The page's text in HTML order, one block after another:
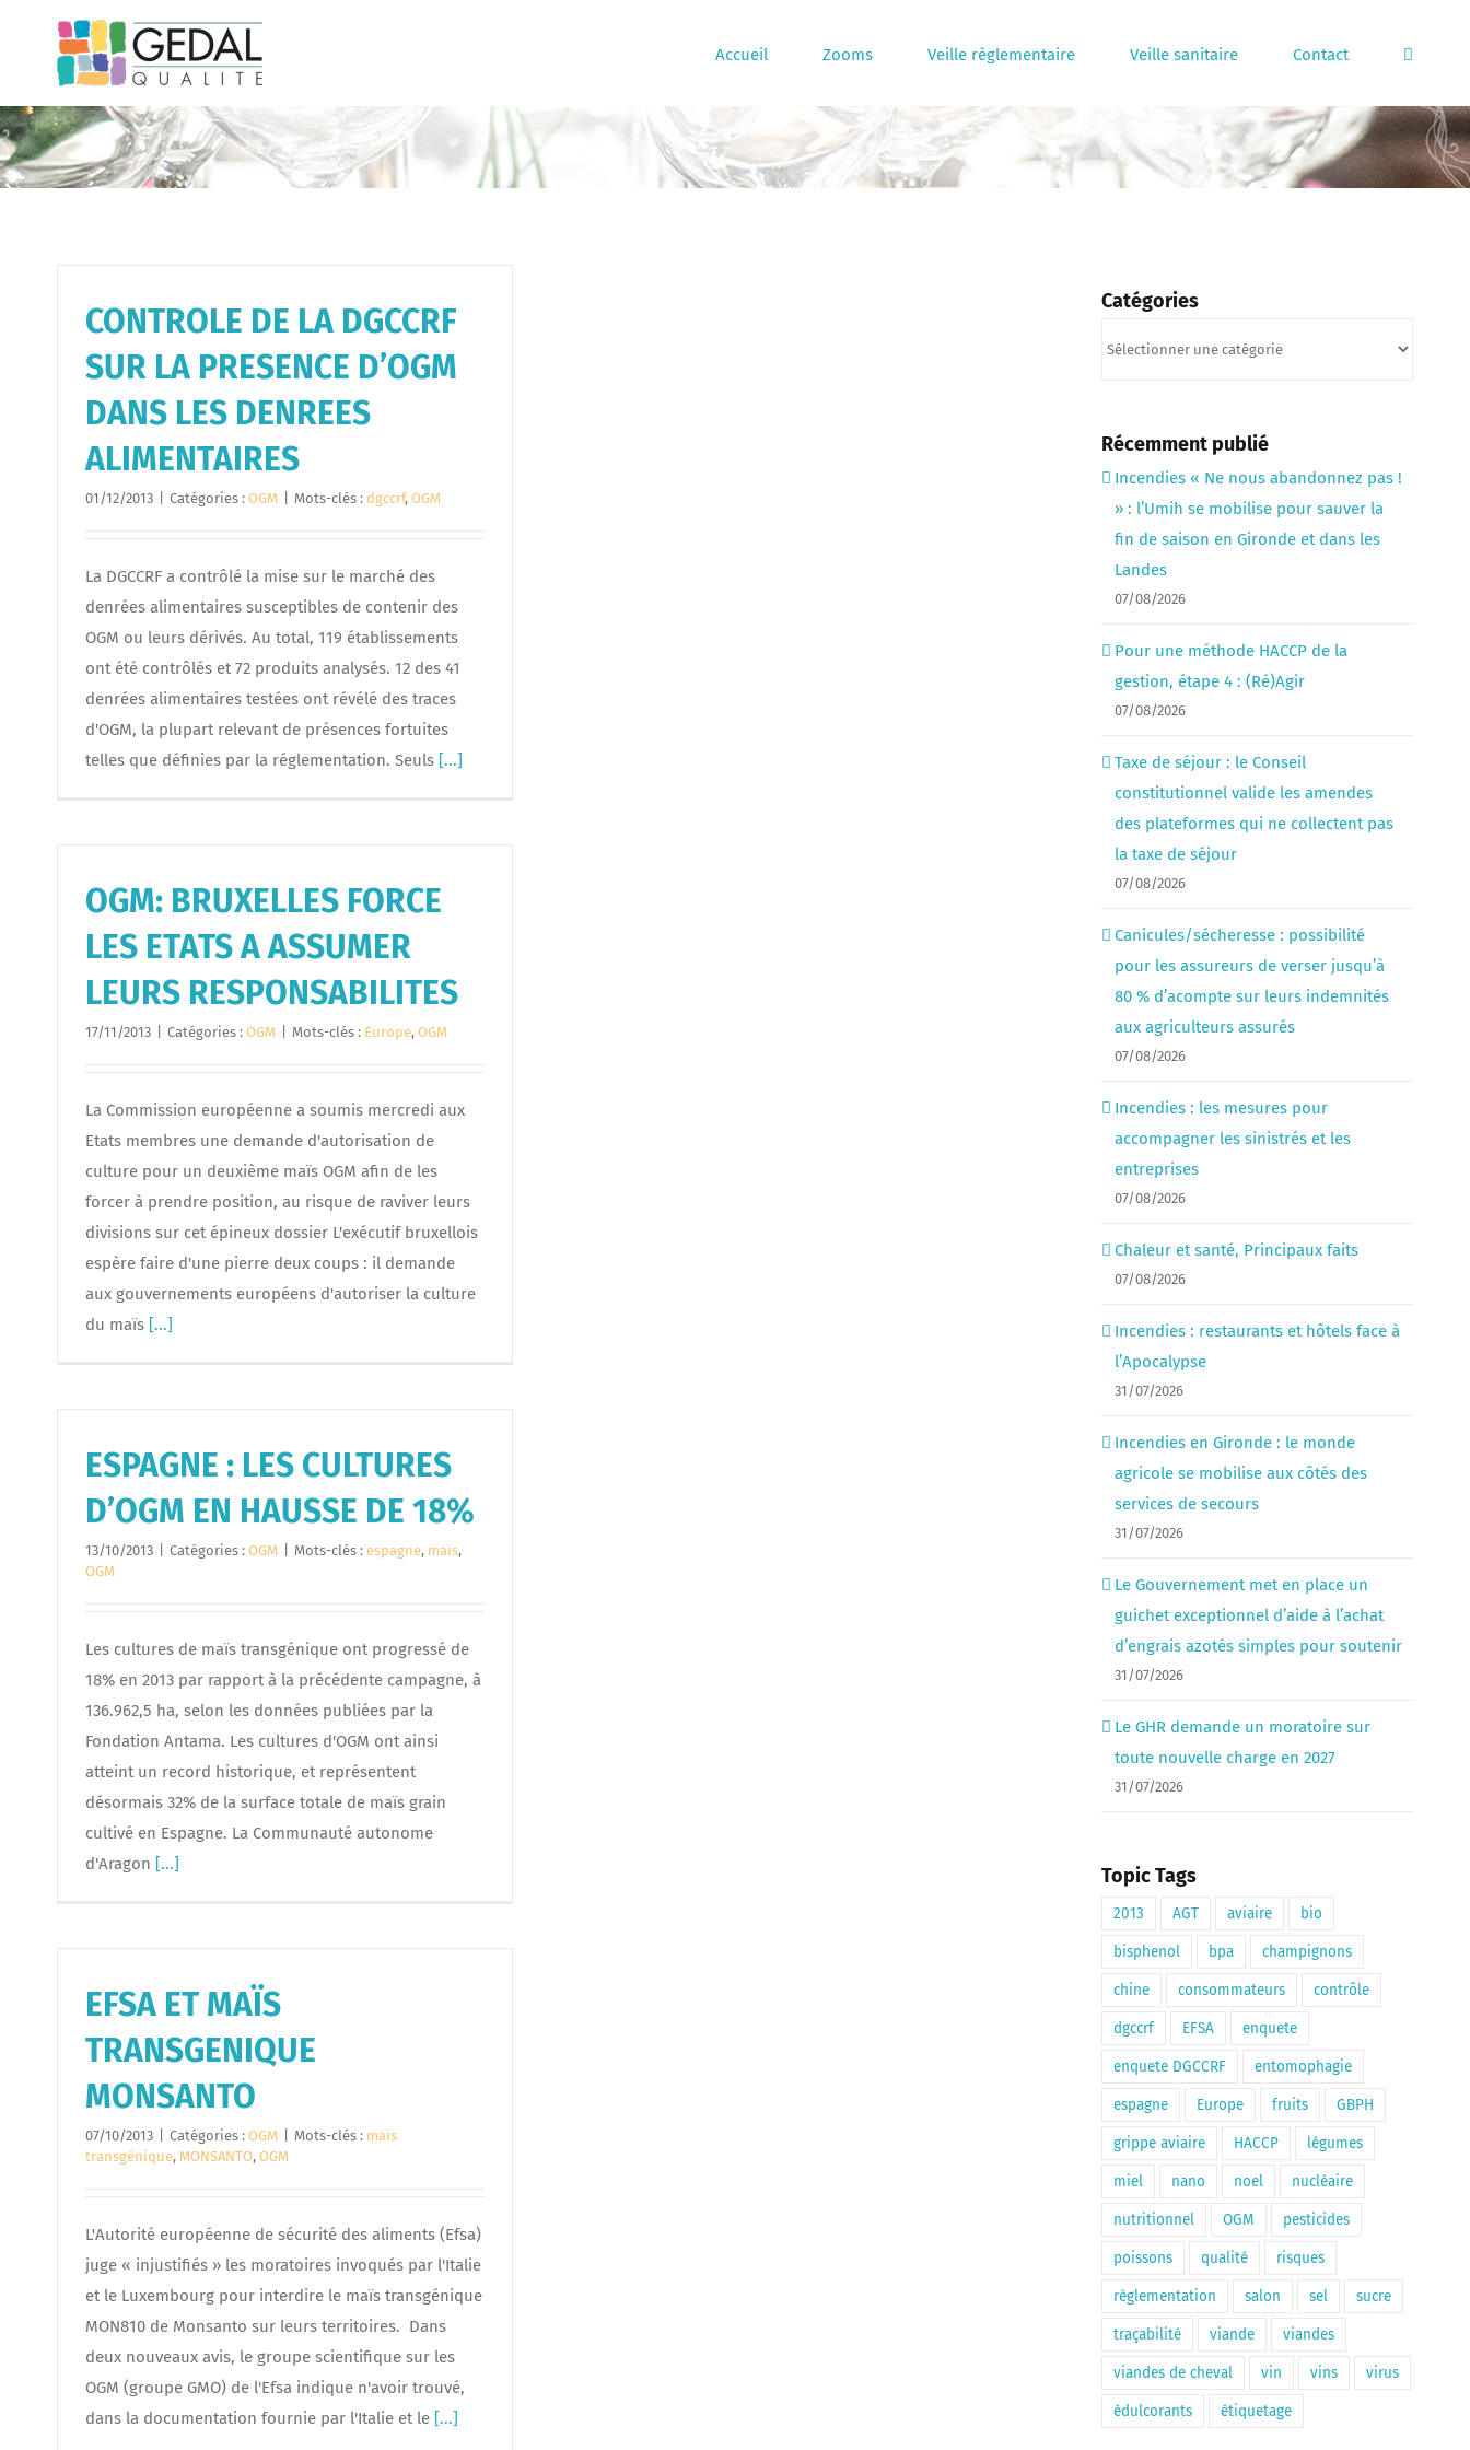
contenu
Accueil Zooms Veille règlementaire Veille sanitaire Contact
CONTROLE DE LA DGCCRF
SUR LA PRESENCE D’OGM
DANS LES DENREES
ALIMENTAIRES
01/12/2013 Catégories : OGM Mots-clés : dgccrf, OGM
La DGCCRF a contrôlé la mise sur le marché des
denrées alimentaires susceptibles de contenir des
OGM ou leurs dérivés. Au total, 119 établissements
ont été contrôlés et 72 produits analysés. 12 des 41
denrées alimentaires testées ont révélé des traces
d'OGM, la plupart relevant de présences fortuites
telles que définies par la réglementation. Seuls [...]
OGM: BRUXELLES FORCE
LES ETATS A ASSUMER
LEURS RESPONSABILITES
17/11/2013 Catégories : OGM Mots-clés : Europe, OGM
La Commission européenne a soumis mercredi aux
Etats membres une demande d'autorisation de
culture pour un deuxième maïs OGM afin de les
forcer à prendre position, au risque de raviver leurs
divisions sur cet épineux dossier L'exécutif bruxellois
espère faire d'une pierre deux coups : il demande
aux gouvernements européens d'autoriser la culture
du maïs [...]
ESPAGNE : LES CULTURES
D’OGM EN HAUSSE DE 18%
13/10/2013 Catégories : OGM Mots-clés : espagne, maïs,
OGM
Les cultures de maïs transgénique ont progressé de
18% en 2013 par rapport à la précédente campagne, à
136.962,5 ha, selon les données publiées par la
Fondation Antama. Les cultures d'OGM ont ainsi
atteint un record historique, et représentent
désormais 32% de la surface totale de maïs grain
cultivé en Espagne. La Communauté autonome
d'Aragon [...]
EFSA ET MAÏS
TRANSGENIQUE
MONSANTO
07/10/2013 Catégories : OGM Mots-clés : maïs
transgénique, MONSANTO, OGM
L'Autorité européenne de sécurité des aliments (Efsa)
juge « injustifiés » les moratoires invoqués par l'Italie
et le Luxembourg pour interdire le maïs transgénique
MON810 de Monsanto sur leurs territoires. Dans
deux nouveaux avis, le groupe scientifique sur les
OGM (groupe GMO) de l'Efsa indique n'avoir trouvé,
dans la documentation fournie par l'Italie et le [...]
Catégories
Récemment publié
Incendies « Ne nous abandonnez pas !
» : l’Umih se mobilise pour sauver la
fin de saison en Gironde et dans les
Landes
07/08/2026
Pour une méthode HACCP de la
gestion, étape 4 : (Ré)Agir
07/08/2026
Taxe de séjour : le Conseil
constitutionnel valide les amendes
des plateformes qui ne collectent pas
la taxe de séjour
07/08/2026
Canicules/sécheresse : possibilité
pour les assureurs de verser jusqu’à
80 % d’acompte sur leurs indemnités
aux agriculteurs assurés
07/08/2026
Incendies : les mesures pour
accompagner les sinistrés et les
entreprises
07/08/2026
Chaleur et santé, Principaux faits
07/08/2026
Incendies : restaurants et hôtels face à
l’Apocalypse
31/07/2026
Incendies en Gironde : le monde
agricole se mobilise aux côtés des
services de secours
31/07/2026
Le Gouvernement met en place un
guichet exceptionnel d’aide à l’achat
d’engrais azotés simples pour soutenir
31/07/2026
Le GHR demande un moratoire sur
toute nouvelle charge en 2027
31/07/2026
Topic Tags
2013 AGT aviaire bio
bisphenol bpa champignons
chine consommateurs contrôle
dgccrf EFSA enquete
enquete DGCCRF entomophagie
espagne Europe fruits GBPH
grippe aviaire HACCP légumes
miel nano noel nucléaire
nutritionnel OGM pesticides
poissons qualité risques
règlementation salon sel sucre
traçabilité viande viandes
viandes de cheval vin vins virus
édulcorants étiquetage